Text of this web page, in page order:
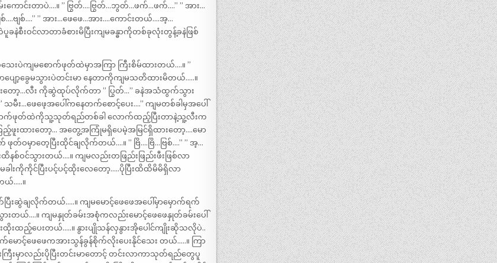
ာင်းတာပဲ….။ ” ဗြွတ်….ဗြွတ်…ဘွတ်…ဖက်…ဖက်….” ” အား…
ဗျစ်….” ” အား…ဖေဖေ…အား….ကောင်းတယ်….အ့…
းဝင်လာတာခံစားမိပြီးကျမခန္ဓာကိုတစ်ခုလုံးတွန့်ခနဲဖြစ်
ကျမစောက်ဖုတ်ထဲမှာအကြာ ကြီးစိမ်ထားတယ်….။ ”
ပျော့ခွေမသွားပဲတင်းမာ နေတာကိုကျမသတိထားမိတယ်…..။
းတော့…လီး ကိုဆွဲထုပ်လိုက်တာ ” ပြွတ်…” ခနဲအသံထွက်သွား
း…ဖေဖေ့အပေါ်ကနေတက်စောင့်ပေး….” ကျမတစ်ခါမှအပေါ်
ောက်ဖုတ်ထဲကိုသူ့သုတ်ရည်တစ်ခါ လောက်ထည့်ပြီးတာနဲ့သူ့လီးက
ည့်ဖူးထားတော့… အတွေ့အကြုံမရှိပေမဲ့အမြင်ရှိထားတော့….မော
တ်ဝမှာတေ့ပြီးထိုင်ချလိုက်တယ်….။ ” ဗြိ….ဗြိ…ဗြစ်….” ” အ့…
စ်ဝင်သွားတယ်….။ ကျမလည်းတဖြည်းဖြည်းဖီးဖြစ်လာ
ါးကိုကိုင်ပြီးပင့်ပင့်ထိုးလေတော့…..ပိုပြီးထိထိမိမိရှိလာ
ယ်…..။
ြီးဆွဲချလိုက်တယ်…..။ ကျမမောင့်ဖေဖေအပေါ်မှာမှောက်ရက်
ားတယ်….။ ကျမနှုတ်ခမ်းအစုံကလည်းမောင့်ဖေဖေနှုတ်ခမ်းပေါ်
ထိုးထည့်ပေးတယ်…..။ နွားပျိုသန်လှနွားအိုပေါင်ကျိုးဆိုသလိုပဲ..
ာင့်ဖေဖေကအားသွန်ခွန်စိုက်လိုးပေးနိုင်သေး တယ်…..။ ကြာ
ြီးမှာလည်းပိုပြီးတင်းမာတောင့် တင်းလာကာသုတ်ရည်တွေပူ